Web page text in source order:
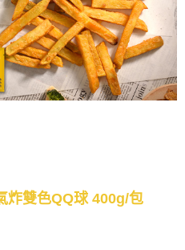
炸雙色QQ球 400g/包